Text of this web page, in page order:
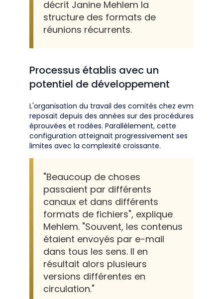
décrit Janine Mehlem la
structure des formats de
réunions récurrents.
Processus établis avec un
potentiel de développement
L'organisation du travail des comités chez evm
reposait depuis des années sur des procédures
éprouvées et rodées. Parallèlement, cette
configuration atteignait progressivement ses
limites avec la complexité croissante.
"Beaucoup de choses
passaient par différents
canaux et dans différents
formats de fichiers", explique
Mehlem. "Souvent, les contenus
étaient envoyés par e-mail
dans tous les sens. Il en
résultait alors plusieurs
versions différentes en
circulation."